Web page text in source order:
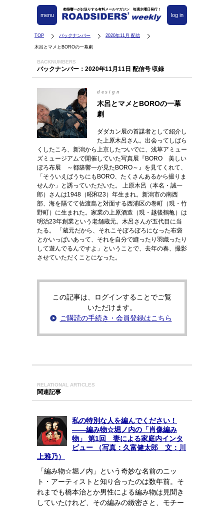
都築響一がお送りする有料メールマガジン 毎週水曜日発行！
log in
menu
TOP バックナンバー 2020年11月 配信
木呂とマメとBOROの一幕劇
BACKNUMBERS
バックナンバー：2020年11月11日 配信号 収録
design
木呂とマメとBOROの一幕
劇
ダダカン展の首謀者として紹介し
た上原木呂さん。出会ってしばら
くしたころ、新潟から上京したついでに、浅草アミュー
ズミュージアムで開催していた写真展『BORO 美しい
ぼろ布展 ～都築響一が見たBORO～』を見てくれて、
「そういえばうちにもBORO、たくさんあるから撮りま
せんか」と誘っていただいた。 上原木呂（本名・誠一
郎）さんは1948（昭和23）年生まれ。新潟市の南西
部、海を隔てて佐渡島と対面する西浦区の巻町（現・竹
野町）に生まれた。家業の上原酒造（現・越後鶴亀）は
明治23年創業という老舗蔵元。木呂さんが五代目に当
たる。 「蔵元だから、それこそぼろぼろになった布袋
とかいっぱいあって、それを自分で縫ったり羽織ったり
して遊んでるんですよ」ということで、去年の春、撮影
させていただくことになった。
この記事は、ログインすることでご覧
いただけます。
ご購読の手続き・会員登録はこちら
RELATIONAL ARTICLES
関連記事
私の特別な人を編んでください！
――編み物☆堀ノ内の「肖像編み
物」 第1回 妻による家庭内インタ
ビュー （写真：久富健太郎 文：川
上雅乃）
「編み物☆堀ノ内」という奇妙な名前のニッ
ト・アーティストと知り合ったのは数年前。そ
れまでも橋本治とか男性による編み物は見聞き
していたけれど、その編みの緻密さと、モチー